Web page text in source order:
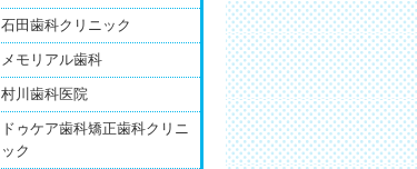
石田歯科クリニック
メモリアル歯科
村川歯科医院
ドゥケア歯科矯正歯科クリニ
ック